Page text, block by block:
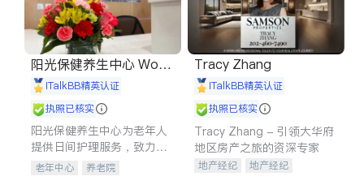
阳光保健养生中心 World
shine
iTalkBB精英认证
执照已核实
阳光保健养生中心为老年人
提供日间护理服务，致力于
通过持续的护理创新来有效
老年中心 养老院
Tracy Zhang
iTalkBB精英认证
执照已核实
Tracy Zhang - 引领大华府
地区房产之旅的资深专家
地产经纪
地产经纪